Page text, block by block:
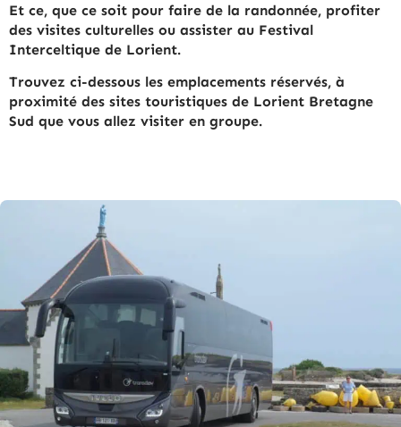
Et ce, que ce soit pour faire de la randonnée, profiter
des visites culturelles ou assister au Festival
Interceltique de Lorient.
Trouvez ci-dessous les emplacements réservés, à
proximité des sites touristiques de Lorient Bretagne
Sud que vous allez visiter en groupe.